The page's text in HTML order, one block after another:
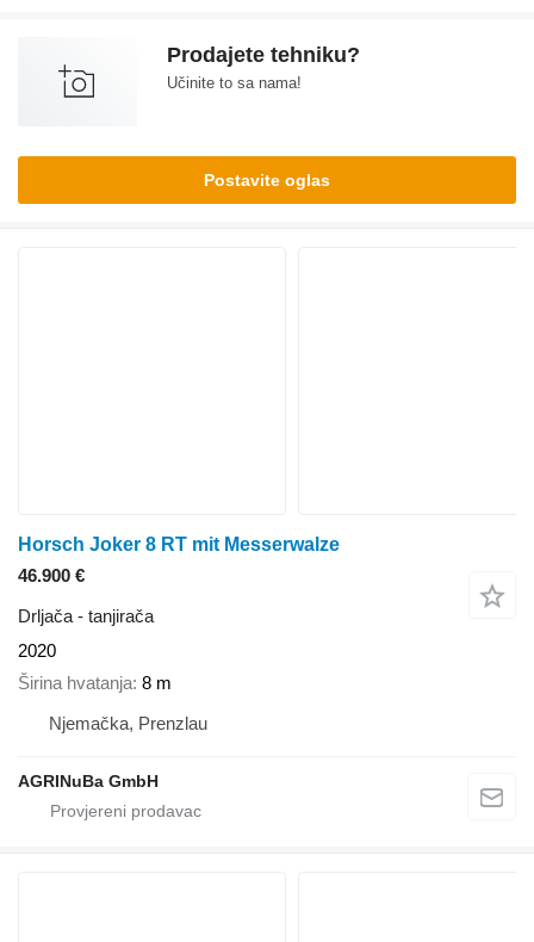
Prodajete tehniku?
Učinite to sa nama!
Postavite oglas
Horsch Joker 8 RT mit Messerwalze
46.900 €
Drljača - tanjirača
2020
Širina hvatanja 8 m
Njemačka, Prenzlau
AGRINuBa GmbH